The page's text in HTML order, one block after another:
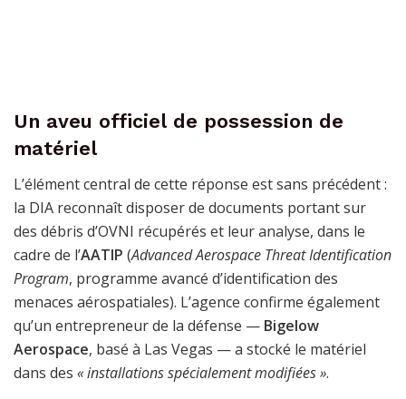
Un aveu officiel de possession de
matériel
L’élément central de cette réponse est sans précédent :
la DIA reconnaît disposer de documents portant sur
des débris d’OVNI récupérés et leur analyse, dans le
cadre de l’AATIP (Advanced Aerospace Threat Identification
Program, programme avancé d’identification des
menaces aérospatiales). L’agence confirme également
qu’un entrepreneur de la défense — Bigelow
Aerospace, basé à Las Vegas — a stocké le matériel
dans des « installations spécialement modifiées ».